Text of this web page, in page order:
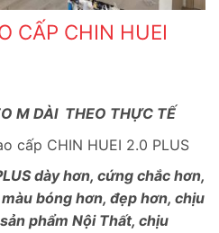
CẤP CHIN HUEI
M DÀI THEO THỰC TẾ
cấp CHIN HUEI 2.0 PLUS
dày hơn, cứng chắc hơn,
bóng hơn, đẹp hơn, chịu
phẩm Nội Thất, chịu